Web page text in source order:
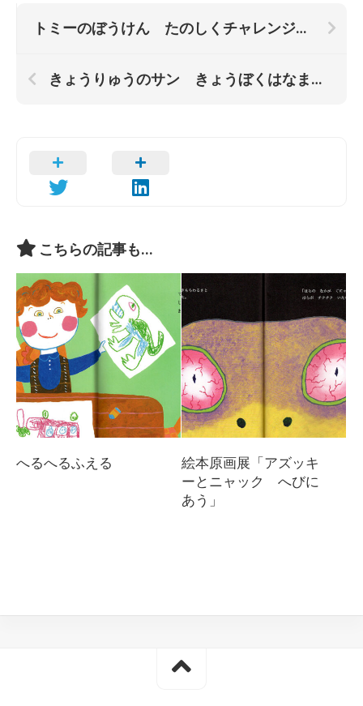
トミーのぼうけん たのしくチャレンジ！キッズヨガ
きょうりゅうのサン きょうぼくはなまえをもらった
こちらの記事も...
へるへるふえる
絵本原画展「アズッキ
ーとニャック へびに
あう」